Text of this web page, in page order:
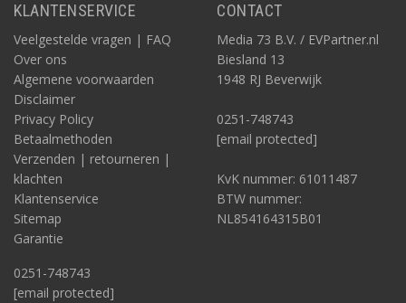
KLANTENSERVICE
Veelgestelde vragen | FAQ
Over ons
Algemene voorwaarden
Disclaimer
Privacy Policy
Betaalmethoden
Verzenden | retourneren |
klachten
Klantenservice
Sitemap
Garantie
0251-748743
[email protected]
CONTACT
Media 73 B.V. / EVPartner.nl
Biesland 13
1948 RJ Beverwijk
0251-748743
[email protected]
KvK nummer: 61011487
BTW nummer:
NL854164315B01